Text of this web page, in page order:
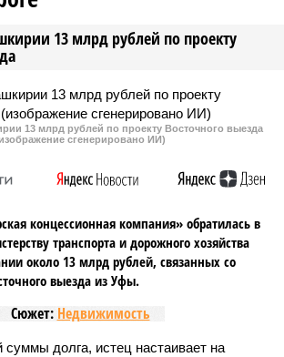
13 млрд рублей по проекту
13 млрд рублей по проекту Восточного выезда
сгенерировано ИИ)
концессионная компания» обратилась в
транспорта и дорожного хозяйства
около 13 млрд рублей, связанных со
выезда из Уфы.
Сюжет: Недвижимость
долга, истец настаивает на